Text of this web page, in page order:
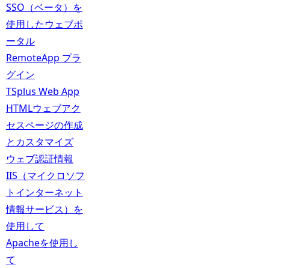
SSO（ベータ）を
使用したウェブポ
ータル
RemoteApp プラ
グイン
TSplus Web App
HTMLウェブアク
セスページの作成
とカスタマイズ
ウェブ認証情報
IIS（マイクロソフ
トインターネット
情報サービス）を
使用して
Apacheを使用し
て